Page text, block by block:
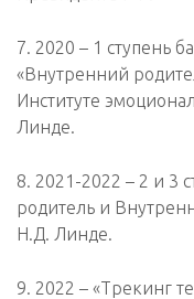
7. 2020 – 1 ступень
«Внутренний
Институте
Линде.
8. 2021-2022 – 2 и 3
родитель и
Н.Д. Линде.
9. 2022 – «Трекинг